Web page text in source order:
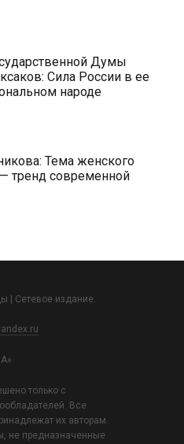
Думы
Сила России в ее
народе
Тема женского
тренд современной
| Сетевое издание.
только с
Все
их авторам.
не предназначенные